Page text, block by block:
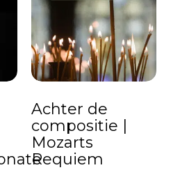
Achter de
compositie |
Mozarts
Requiem